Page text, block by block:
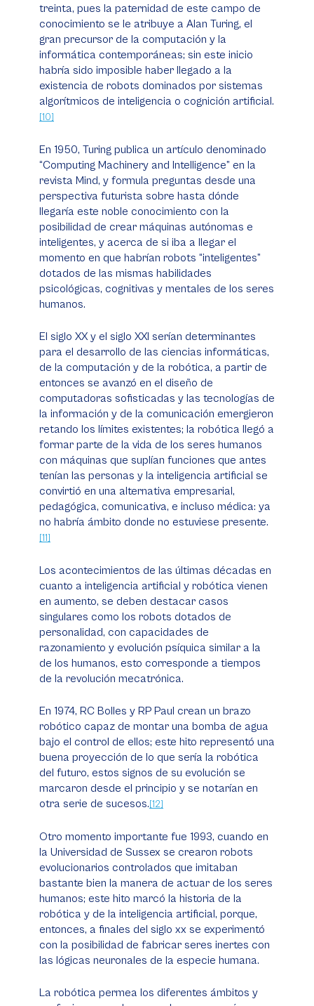
treinta, pues la paternidad de este campo de
conocimiento se le atribuye a Alan Turing, el
gran precursor de la computación y la
informática contemporáneas; sin este inicio
habría sido imposible haber llegado a la
existencia de robots dominados por sistemas
algorítmicos de inteligencia o cognición artificial.
[10]
En 1950, Turing publica un artículo denominado
“Computing Machinery and Intelligence” en la
revista Mind, y formula preguntas desde una
perspectiva futurista sobre hasta dónde
llegaría este noble conocimiento con la
posibilidad de crear máquinas autónomas e
inteligentes, y acerca de si iba a llegar el
momento en que habrían robots “inteligentes”
dotados de las mismas habilidades
psicológicas, cognitivas y mentales de los seres
humanos.
El siglo XX y el siglo XXI serían determinantes
para el desarrollo de las ciencias informáticas,
de la computación y de la robótica, a partir de
entonces se avanzó en el diseño de
computadoras sofisticadas y las tecnologías de
la información y de la comunicación emergieron
retando los límites existentes; la robótica llegó a
formar parte de la vida de los seres humanos
con máquinas que suplían funciones que antes
tenían las personas y la inteligencia artificial se
convirtió en una alternativa empresarial,
pedagógica, comunicativa, e incluso médica: ya
no habría ámbito donde no estuviese presente.
[11]
Los acontecimientos de las últimas décadas en
cuanto a inteligencia artificial y robótica vienen
en aumento, se deben destacar casos
singulares como los robots dotados de
personalidad, con capacidades de
razonamiento y evolución psíquica similar a la
de los humanos, esto corresponde a tiempos
de la revolución mecatrónica.
En 1974, RC Bolles y RP Paul crean un brazo
robótico capaz de montar una bomba de agua
bajo el control de ellos; este hito representó una
buena proyección de lo que sería la robótica
del futuro, estos signos de su evolución se
marcaron desde el principio y se notarían en
otra serie de sucesos.[12]
Otro momento importante fue 1993, cuando en
la Universidad de Sussex se crearon robots
evolucionarios controlados que imitaban
bastante bien la manera de actuar de los seres
humanos; este hito marcó la historia de la
robótica y de la inteligencia artificial, porque,
entonces, a finales del siglo xx se experimentó
con la posibilidad de fabricar seres inertes con
las lógicas neuronales de la especie humana.
La robótica permea los diferentes ámbitos y